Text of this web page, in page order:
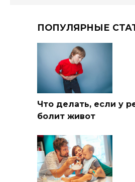
ПОПУЛЯРНЫЕ
Что делать, если у
болит живот